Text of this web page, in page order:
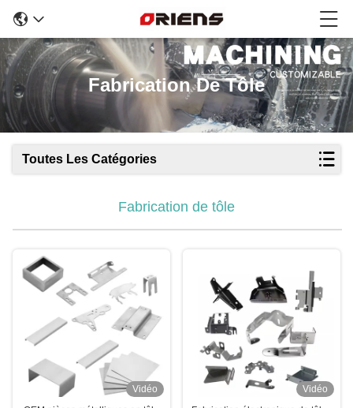
Fabrication De Tôle
Toutes Les Catégories
Fabrication de tôle
Vidéo
Vidéo